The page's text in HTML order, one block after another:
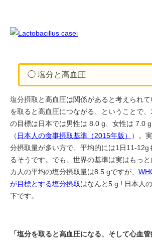
◯ 塩分と高血圧
塩分摂取と高血圧は関係があると考えられ
を取ると高血圧につながる、ということで
の目標は日本では男性は 8.0 g、女性は 7.0
（ 日本人の食事摂取基準（2015年版）
）。
分摂取量が多い方で、平均的には1日11-12g
るそうです。でも、世界の基準は実はもっ
カ人の平均の塩分摂取量は8.5 gですが、
が目標とする塩分摂取はなんと5 g ! 日本人
下です。
「塩分を取ると高血圧になる、そして心血管